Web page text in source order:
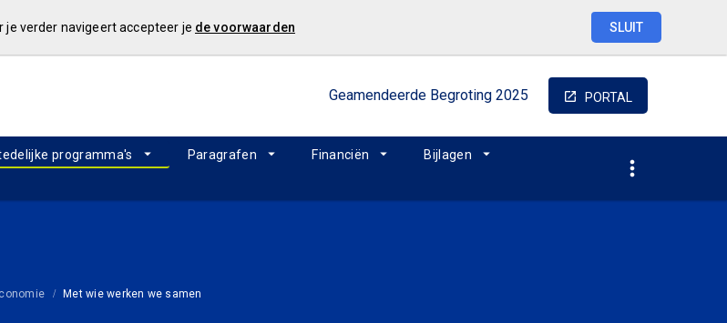
je verder navigeert accepteer je de voorwaarden SLUIT
Geamendeerde Begroting 2025 PORTAL
programma's Paragrafen Financiën
Bijlagen
Met wie werken we samen